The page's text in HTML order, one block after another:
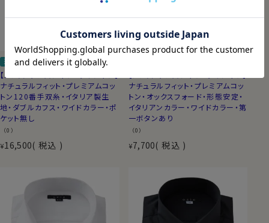
送料無料 定番商品 ナチュラルフィット
【メンズ・ドレスシャツ・ワイシャツ】
ナチュラルフィット・プレミアムコッ
トン120番手双糸・イタリア製生
地・ダブルカフス・ワイドカラー・ポ
ケット無し
（0）
¥16,500 税込
ナチュラルフィット・プレミアムコッ
トン・オックスフォード・形態安定・
イタリアンカラー・ワイドカラー・第
一ボタンあり
（0）
¥7,700 税込